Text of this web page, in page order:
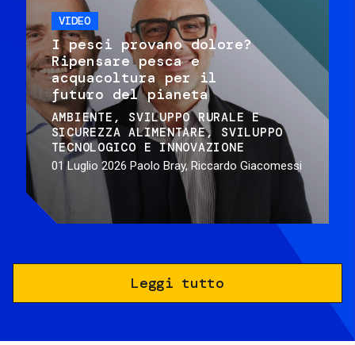
VIDEO
I pesci provano dolore?
Ripensare pesca e
acquacoltura per il
futuro del pianeta
AMBIENTE
SVILUPPO RURALE E
SICUREZZA ALIMENTARE
SVILUPPO
TECNOLOGICO E INNOVAZIONE
01 Luglio 2026 Paolo Bray, Riccardo Giacomessi
Leggi tutto